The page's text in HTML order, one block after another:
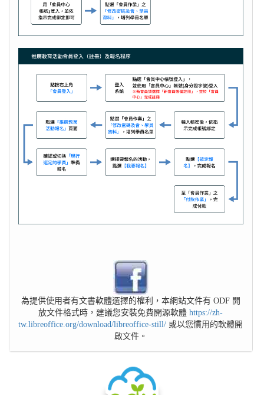
為提供使用者有文書軟體選擇的權利，本網站文件有 ODF 開
放文件格式時，建議您安裝免費開源軟體https://zh-
tw.libreoffice.org/download/libreoffice-still/ 或以您慣用的軟體開
啟文件。